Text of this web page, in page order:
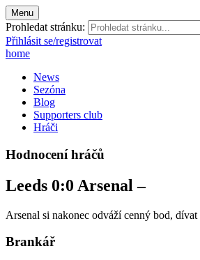
Menu
Prohledat stránku:
Přihlásit se/registrovat
home
News
Sezóna
Blog
Supporters club
Hráči
Hodnocení hráčů
Leeds 0:0 Arsenal –
Arsenal si nakonec odváží cenný bod, dívat
Brankář